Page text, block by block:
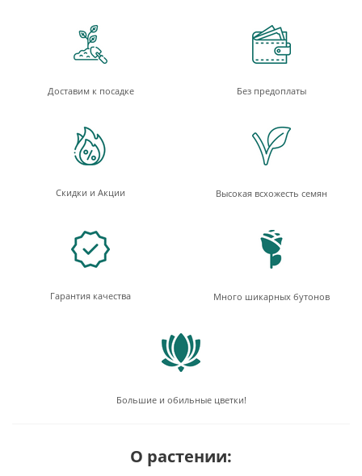
Доставим к посадке Без предоплаты
Скидки и Акции Высокая всхожесть семян
Гарантия качества Много шикарных бутонов
Большие и обильные цветки!
О растении: